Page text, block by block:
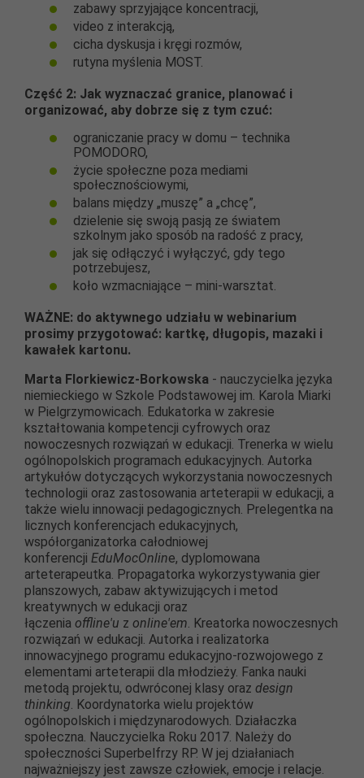
zabawy sprzyjające koncentracji,
video z interakcją,
cicha dyskusja i kręgi rozmów,
rutyna myślenia MOST.
Część 2: Jak wyznaczać granice, planować i
organizować, aby dobrze się z tym czuć:
ograniczanie pracy w domu – technika
POMODORO,
życie społeczne poza mediami
społecznościowymi,
balans między „muszę” a „chcę”,
dzielenie się swoją pasją ze światem
szkolnym jako sposób na radość z pracy,
jak się odłączyć i wyłączyć, gdy tego
potrzebujesz,
koło wzmacniające – mini-warsztat.
WAŻNE: do aktywnego udziału w webinarium
prosimy przygotować: kartkę, długopis, mazaki i
kawałek kartonu.
Marta Florkiewicz-Borkowska - nauczycielka języka
niemieckiego w Szkole Podstawowej im. Karola Miarki
w Pielgrzymowicach. Edukatorka w zakresie
kształtowania kompetencji cyfrowych oraz
nowoczesnych rozwiązań w edukacji. Trenerka w wielu
ogólnopolskich programach edukacyjnych. Autorka
artykułów dotyczących wykorzystania nowoczesnych
technologii oraz zastosowania arteterapii w edukacji, a
także wielu innowacji pedagogicznych. Prelegentka na
licznych konferencjach edukacyjnych,
współorganizatorka całodniowej
konferencji EduMocOnline, dyplomowana
arteterapeutka. Propagatorka wykorzystywania gier
planszowych, zabaw aktywizujących i metod
kreatywnych w edukacji oraz
łączenia offline'u z online'em. Kreatorka nowoczesnych
rozwiązań w edukacji. Autorka i realizatorka
innowacyjnego programu edukacyjno-rozwojowego z
elementami arteterapii dla młodzieży. Fanka nauki
metodą projektu, odwróconej klasy oraz design
thinking. Koordynatorka wielu projektów
ogólnopolskich i międzynarodowych. Działaczka
społeczna. Nauczycielka Roku 2017. Należy do
społeczności Superbelfrzy RP. W jej działaniach
najważniejszy jest zawsze człowiek, emocje i relacje.